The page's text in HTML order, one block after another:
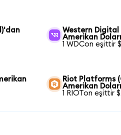
Western Digital
Amerikan
1 WDCon eşittir
Riot Platforms
Amerikan
1 RIOTon eşittir